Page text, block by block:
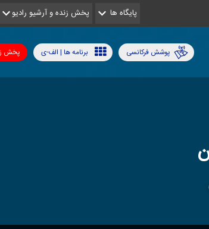
پایگاه ها پخش زنده و آرشیو رادیو
پخش برنامه ها | الف-ی پوشش فرکانسی